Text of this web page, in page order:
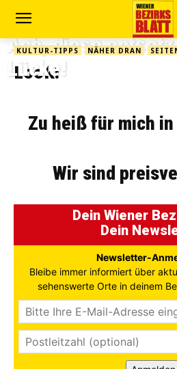
KULTUR-TIPPS NÄHER DRAN
Look!
Ach, diese
Lücke!
Zu heiß für mich
Wir sind
Dein Wiener
Dein
Newsletter-
Bleibe immer informiert über
sehenswerte Orte in deinem